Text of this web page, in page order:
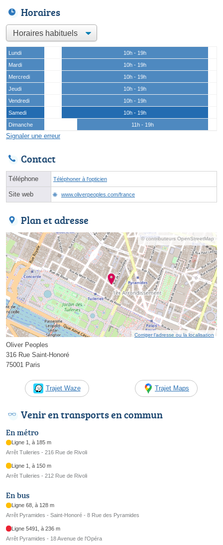
Horaires
Lundi
10h - 19h
Mardi
10h - 19h
Mercredi
10h - 19h
Jeudi
10h - 19h
Vendredi
10h - 19h
Samedi
10h - 19h
Dimanche
11h - 19h
Signaler une erreur
Contact
Téléphone Téléphoner à l'opticien
Site web www.oliverpeoples.com/france
Plan et adresse
© contributeurs OpenStreetMap
Corriger l’adresse ou la localisation
Oliver Peoples
316 Rue Saint-Honoré
75001 Paris
Trajet Waze Trajet Maps
Venir en transports en commun
En métro
Ligne 1, à 185 m
Arrêt Tuileries - 216 Rue de Rivoli
Ligne 1, à 150 m
Arrêt Tuileries - 212 Rue de Rivoli
En bus
Ligne 68, à 128 m
Arrêt Pyramides - Saint-Honoré - 8 Rue des Pyramides
Ligne 5491, à 236 m
Arrêt Pyramides - 18 Avenue de l'Opéra